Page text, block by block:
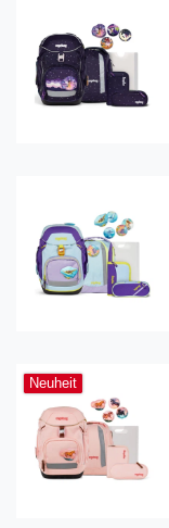
Neuheit